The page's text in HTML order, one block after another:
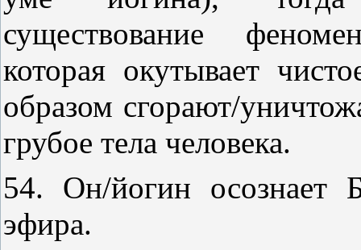
существование
которая окутывает
образом сгорают/
грубое тела человека.
54. Он/йогин осознает
эфира.